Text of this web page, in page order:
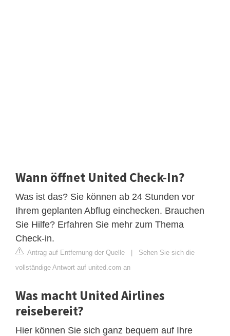
Wann öffnet United Check-In?
Was ist das? Sie können ab 24 Stunden vor
Ihrem geplanten Abflug einchecken. Brauchen
Sie Hilfe? Erfahren Sie mehr zum Thema
Check-in.
Antrag auf Entfernung der Quelle | Sehen Sie sich die
vollständige Antwort auf united.com an
Was macht United Airlines
reisebereit?
Hier können Sie sich ganz bequem auf Ihre